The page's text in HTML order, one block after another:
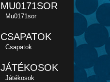
MU0171SOR
Mu0171sor
CSAPATOK
Csapatok
JÁTÉKOSOK
Játékosok